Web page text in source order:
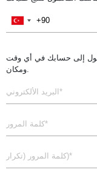
إلى حسابك في أي وقت
ومكان.